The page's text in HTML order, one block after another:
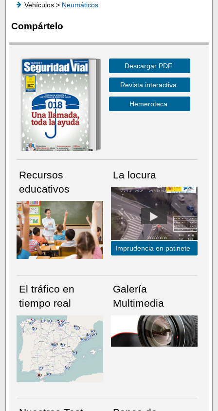
Vehículos > Neumáticos
Compártelo
NÚMERO ACTUALHEMEROTECA
Descargar PDF
Revista interactiva
Hemeroteca
Recursos
educativos
La locura
Imprudencia en patinete
El tráfico en
tiempo real
Galería
Multimedia